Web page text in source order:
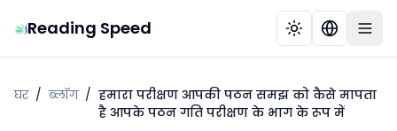
Reading Speed
घर / ब्लॉग / हमारा परीक्षण आपकी पठन समझ को कैसे मापता
है आपके पठन गति परीक्षण के भाग के रूप में